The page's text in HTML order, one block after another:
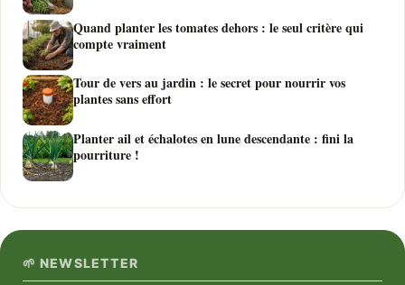
Quand planter les tomates dehors : le seul critère qui
compte vraiment
Tour de vers au jardin : le secret pour nourrir vos
plantes sans effort
Planter ail et échalotes en lune descendante : fini la
pourriture !
🌱 NEWSLETTER